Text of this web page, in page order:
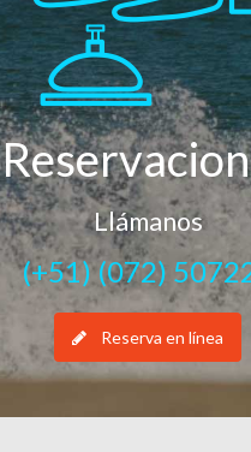
Llámanos
(+51) (072)
Reserva en línea